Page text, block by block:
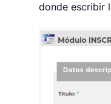
donde escribir